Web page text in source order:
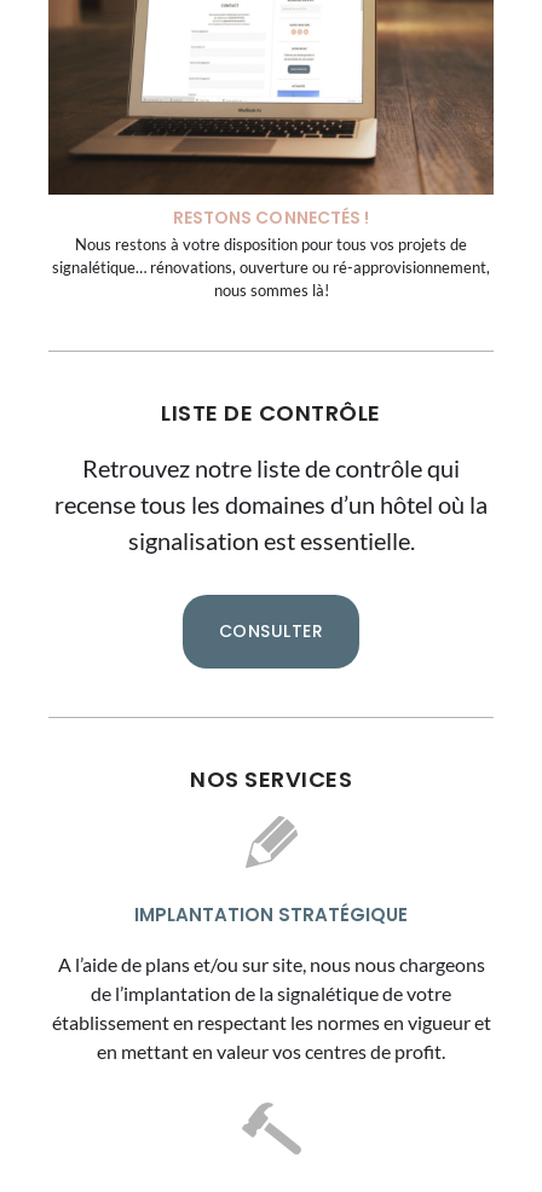
RESTONS CONNECTÉS !
Nous restons à votre disposition pour tous vos projets de
signalétique… rénovations, ouverture ou ré-approvisionnement,
nous sommes là!
LISTE DE CONTRÔLE
Retrouvez notre liste de contrôle qui
recense tous les domaines d’un hôtel où la
signalisation est essentielle.
CONSULTER
NOS SERVICES
IMPLANTATION STRATÉGIQUE
A l’aide de plans et/ou sur site, nous nous chargeons
de l’implantation de la signalétique de votre
établissement en respectant les normes en vigueur et
en mettant en valeur vos centres de profit.